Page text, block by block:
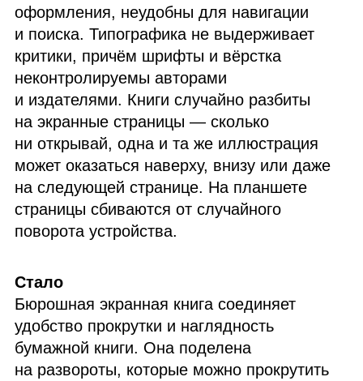
оформления, неудобны для навигации
и поиска. Типографика не выдерживает
критики, причём шрифты и вёрстка
неконтролируемы авторами
и издателями. Книги случайно разбиты
на экранные страницы — сколько
ни открывай, одна и та же иллюстрация
может оказаться наверху, внизу или даже
на следующей странице. На планшете
страницы сбиваются от случайного
поворота устройства.
Стало
Бюрошная экранная книга соединяет
удобство прокрутки и наглядность
бумажной книги. Она поделена
на развороты, которые можно прокрутить